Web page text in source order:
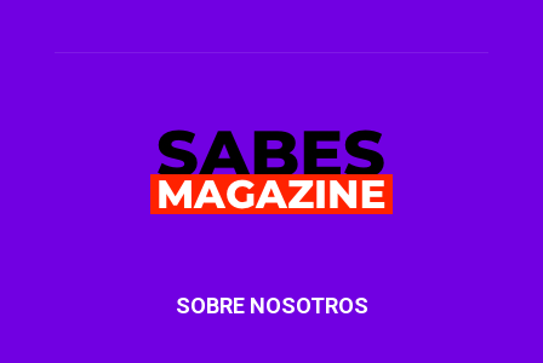
SOBRE NOSOTROS